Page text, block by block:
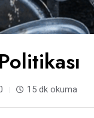
15 dk okuma